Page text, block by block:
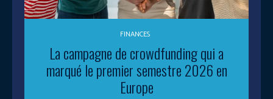
FINANCES
La campagne de crowdfunding qui a
marqué le premier semestre 2026 en
Europe